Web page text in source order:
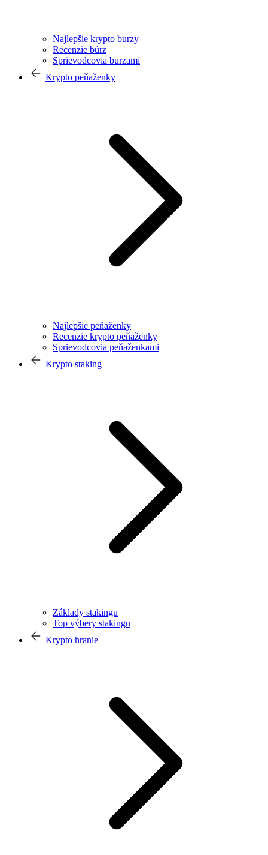
Najlepšie krypto burzy
Recenzie búrz
Sprievodcovia burzami
Krypto peňaženky
Najlepšie peňaženky
Recenzie krypto peňaženky
Sprievodcovia peňaženkami
Krypto staking
Základy stakingu
Top výbery stakingu
Krypto hranie